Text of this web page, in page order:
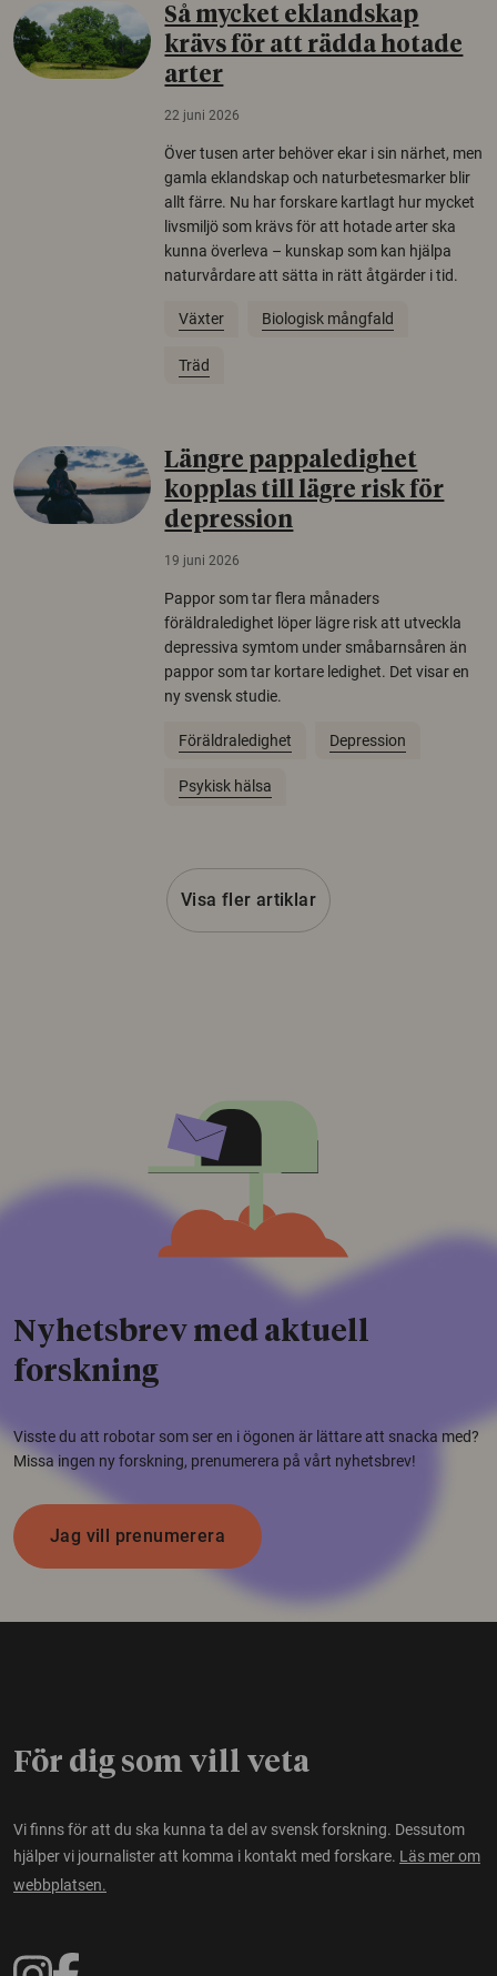
Så mycket eklandskap
krävs för att rädda hotade
arter
22 juni 2026
Över tusen arter behöver ekar i sin närhet, men
gamla eklandskap och naturbetesmarker blir
allt färre. Nu har forskare kartlagt hur mycket
livsmiljö som krävs för att hotade arter ska
kunna överleva – kunskap som kan hjälpa
naturvårdare att sätta in rätt åtgärder i tid.
Växter Biologisk mångfald
Träd
Längre pappaledighet
kopplas till lägre risk för
depression
19 juni 2026
Pappor som tar flera månaders
föräldraledighet löper lägre risk att utveckla
depressiva symtom under småbarnsåren än
pappor som tar kortare ledighet. Det visar en
ny svensk studie.
Föräldraledighet Depression
Psykisk hälsa
Visa fler artiklar
Nyhetsbrev med aktuell
forskning
Visste du att robotar som ser en i ögonen är lättare att snacka med?
Missa ingen ny forskning, prenumerera på vårt nyhetsbrev!
Jag vill prenumerera
För dig som vill veta
Vi finns för att du ska kunna ta del av svensk forskning. Dessutom
hjälper vi journalister att komma i kontakt med forskare. Läs mer om
webbplatsen.